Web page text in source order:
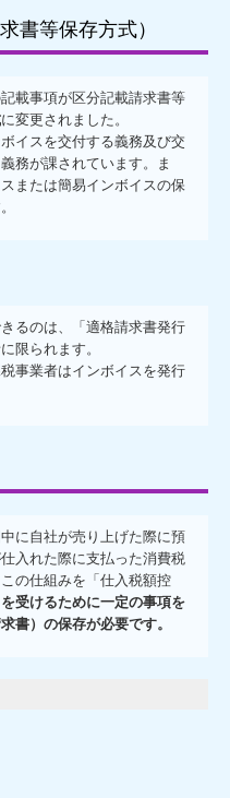
書等保存方式）
載事項が区分記載請求書等
に変更されました。
イスを交付する義務及び交
務が課されています。ま
または簡易インボイスの保
るのは、「適格請求書発行
限られます。
事業者はインボイスを発行
に自社が売り上げた際に預
入れた際に支払った消費税
の仕組みを「仕入税額控
を受けるために一定の事項を
書）の保存が必要です。